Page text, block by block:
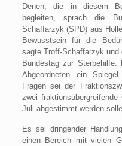
Denen, die in diesem
begleiten, sprach die
Schaffarzyk (SPD) aus
Bewusstsein für die
sagte Troff-Schaffarzyk
Bundestag zur
Abgeordneten ein
Fragen sei der
zwei
Juli abgestimmt werden
Es sei dringender
einen Bereich mit vielen